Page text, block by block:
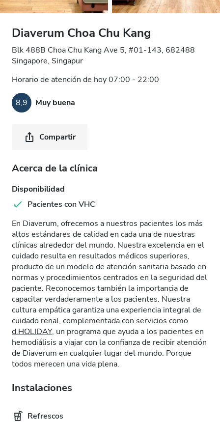
Diaverum Choa Chu Kang
Blk 488B Choa Chu Kang Ave 5, #01-143, 682488
Singapore, Singapur
Horario de atención de hoy 07:00 - 22:00
8,9 Muy buena
Compartir
Acerca de la clínica
Disponibilidad
Pacientes con VHC
En Diaverum, ofrecemos a nuestros pacientes los más
altos estándares de calidad en cada una de nuestras
clínicas alrededor del mundo. Nuestra excelencia en el
cuidado resulta en resultados médicos superiores,
producto de un modelo de atención sanitaria basado en
normas y procedimientos centrados en la seguridad del
paciente. Reconocemos también la importancia de
capacitar verdaderamente a los pacientes. Nuestra
cultura empática garantiza una experiencia integral de
cuidado renal, complementada con servicios como
d.HOLIDAY, un programa que ayuda a los pacientes en
hemodiálisis a viajar con la confianza de recibir atención
de Diaverum en cualquier lugar del mundo. Porque
todos merecen una vida plena.
Instalaciones
Refrescos